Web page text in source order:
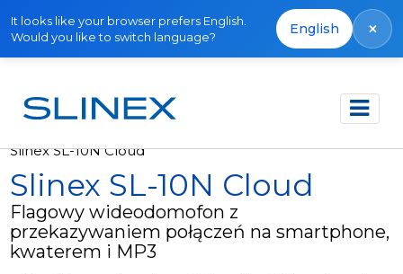
It looks like your browser prefers English.
Would you like to switch language?
English ×
Strona główna Produkty
Slinex SL-10N Cloud
Slinex SL-10N Cloud
Flagowy wideodomofon z
przekazywaniem połączeń na smartphone,
kwaterem i MP3